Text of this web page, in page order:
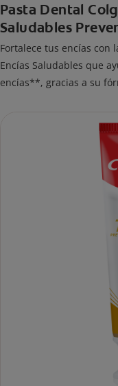
Pasta Dental
Saludables
Fortalece tus encías con
Encías Saludables que
encías**, gracias a su